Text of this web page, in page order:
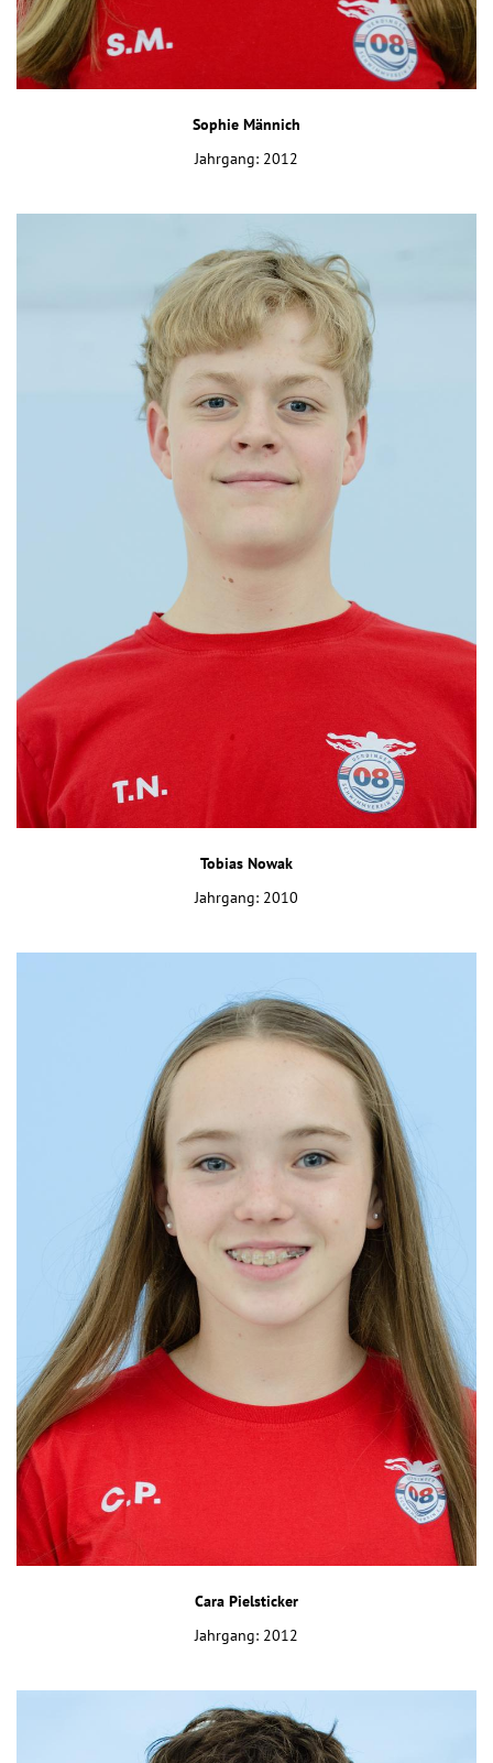
Sophie Männich
Jahrgang: 2012
Tobias Nowak
Jahrgang: 2010
Cara Pielsticker
Jahrgang: 2012